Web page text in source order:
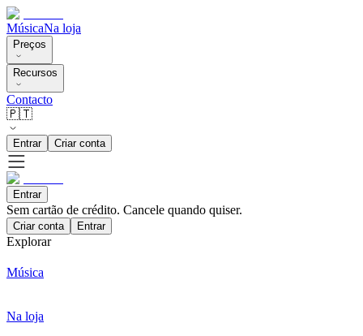
MúsicaNa loja
Preços
Recursos
Contacto
🇵🇹
Entrar Criar conta
Entrar
Sem cartão de crédito. Cancele quando quiser.
Criar conta Entrar
Explorar
Música
Na loja